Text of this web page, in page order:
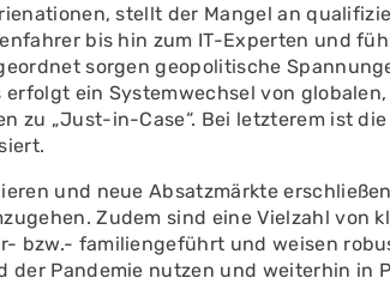
stellt der Mangel an
bis hin zum IT-Experten und
sorgen geopolitische
erfolgt ein Systemwechsel von
zu „Just-in-Case“. Bei letzterem ist
und neue Absatzmärkte
Zudem sind eine Vielzahl von
bzw.- familiengeführt und weisen
der Pandemie nutzen und weiterhin in